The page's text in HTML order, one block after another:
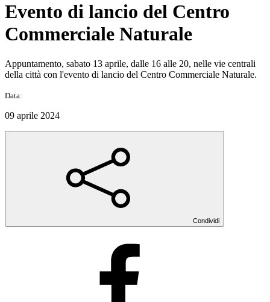
Evento di lancio del Centro
Commerciale Naturale
Appuntamento, sabato 13 aprile, dalle 16 alle 20, nelle vie centrali
della città con l'evento di lancio del Centro Commerciale Naturale.
Data:
09 aprile 2024
Condividi